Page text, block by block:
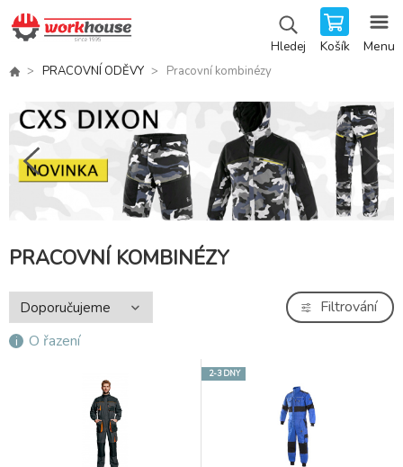
Hledej Košík Menu
PRACOVNÍ ODĚVY Pracovní kombinézy
PRACOVNÍ KOMBINÉZY
O řazení
Filtrování
2-3 DNY